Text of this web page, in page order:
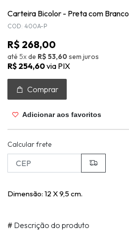
Carteira Bicolor - Preta com Branco
COD: 400A-P
R$ 268,00
até 5xde R$ 53,60sem juros
R$ 254,60via PIX
Comprar
Adicionar aos favoritos
Calcular frete
Dimensão: 12 X 9,5 cm.
# Descrição do produto